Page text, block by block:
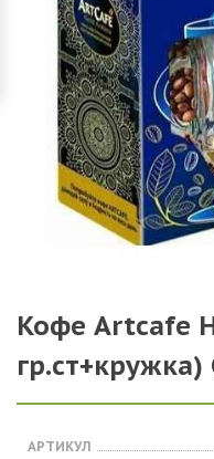
Кофе Artcafe
АРТИКУЛ